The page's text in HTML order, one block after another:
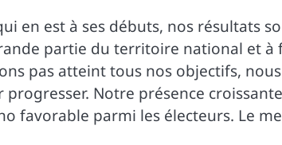
en est à ses débuts, nos résultats
partie du territoire national et
pas atteint tous nos objectifs,
progresser. Notre présence
favorable parmi les électeurs. Le